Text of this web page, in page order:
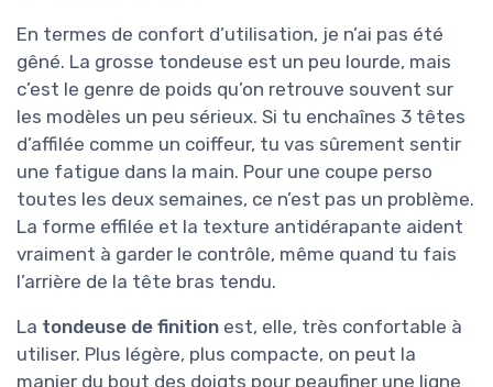
En termes de confort d’utilisation, je n’ai pas été
gêné. La grosse tondeuse est un peu lourde, mais
c’est le genre de poids qu’on retrouve souvent sur
les modèles un peu sérieux. Si tu enchaînes 3 têtes
d’affilée comme un coiffeur, tu vas sûrement sentir
une fatigue dans la main. Pour une coupe perso
toutes les deux semaines, ce n’est pas un problème.
La forme effilée et la texture antidérapante aident
vraiment à garder le contrôle, même quand tu fais
l’arrière de la tête bras tendu.
La tondeuse de finition est, elle, très confortable à
utiliser. Plus légère, plus compacte, on peut la
manier du bout des doigts pour peaufiner une ligne